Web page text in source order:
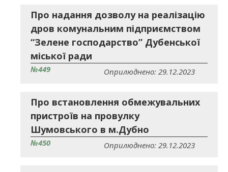
Про надання дозволу на реалізацію
дров комунальним підприємством
“Зелене господарство” Дубенської
міської ради
№449 Оприлюднено: 29.12.2023
Про встановлення обмежувальних
пристроїв на провулку
Шумовського в м.Дубно
№450 Оприлюднено: 29.12.2023